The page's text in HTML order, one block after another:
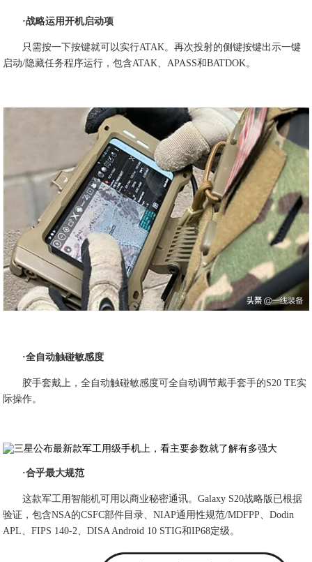
·战略运用开机启动项
只需按一下按键就可以实行ATAK。再次投射的侧键按键出示一键
启动/隐藏任务程序运行，包含ATAK、APASS和BATDOK。
·全自动触碰敏感度
胶手套戴上，全自动触碰敏感度可全自动调节戴手套手的S20 TE实
际操作。
·合乎最大规范
这款军工用智能机可用以商业秘密通讯。Galaxy S20战略版已根据
验证，包含NSA的CSFC部件目录、NIAP通用性规范/MDFPP、Dodin
APL、FIPS 140-2、DISA Android 10 STIG和IP68定级。